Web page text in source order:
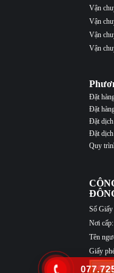
Vận
Vận
Vận
Vận
Đặt
Đặt
Đặt dịch
Đặt dịch
Quy
Số
Nơi
Tên
Giấy